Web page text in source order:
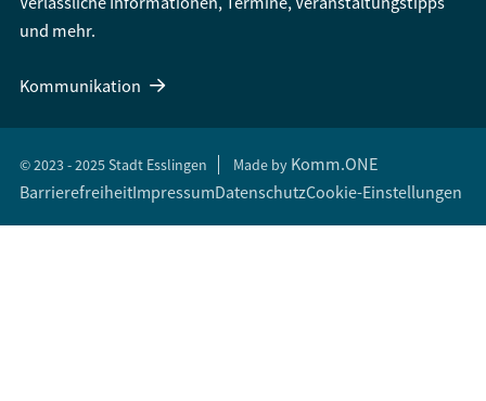
und mehr.
Kommunikation
© 2023 - 2025 Stadt Esslingen Made by Komm.ONE
BarrierefreiheitImpressumDatenschutzCookie-Einstellungen